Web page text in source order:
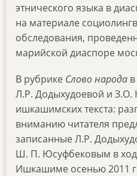
этнического языка в
на материале
обследования,
марийской диаспоре
В рубрике Слово народа
Л.Р. Додыхудоевой и З.О.
ишкашимских текста:
вниманию читателя
записанные Л.Р.
Ш. П. Юсуфбековым в
Ишкашиме осенью 2011